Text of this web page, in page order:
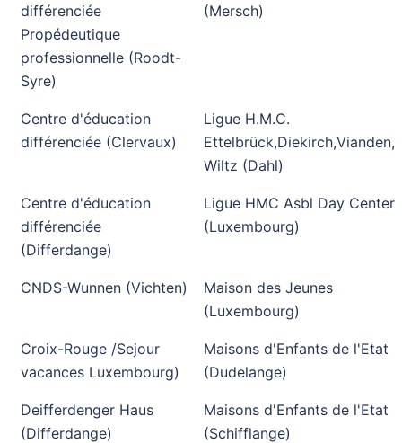
différenciée
Propédeutique
professionnelle (Roodt-
Syre)
(Mersch)
Centre d'éducation
différenciée (Clervaux)
Ligue H.M.C.
Ettelbrück,Diekirch,Vianden,
Wiltz (Dahl)
Centre d'éducation
différenciée
(Differdange)
Ligue HMC Asbl Day Center
(Luxembourg)
CNDS-Wunnen (Vichten)
Maison des Jeunes
(Luxembourg)
Croix-Rouge /Sejour
vacances Luxembourg)
Maisons d'Enfants de l'Etat
(Dudelange)
Deifferdenger Haus
(Differdange)
Maisons d'Enfants de l'Etat
(Schifflange)